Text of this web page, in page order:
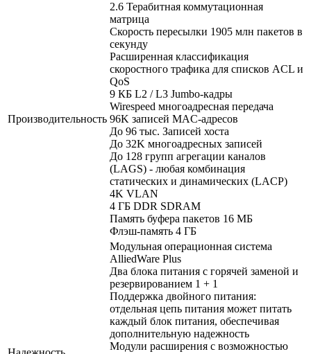
Производительность
2.6 Терабитная коммутационная
матрица
Скорость пересылки 1905 млн пакетов в
секунду
Расширенная классификация
скоростного трафика для списков ACL и
QoS
9 КБ L2 / L3 Jumbo-кадры
Wirespeed многоадресная передача
96K записей MAC-адресов
До 96 тыс. Записей хоста
До 32K многоадресных записей
До 128 групп агрегации каналов
(LAGS) - любая комбинация
статических и динамических (LACP)
4K VLAN
4 ГБ DDR SDRAM
Память буфера пакетов 16 МБ
Флэш-память 4 ГБ
Модульная операционная система
AlliedWare Plus
Два блока питания с горячей заменой и
резервированием 1 + 1
Поддержка двойного питания:
отдельная цепь питания может питать
каждый блок питания, обеспечивая
дополнительную надежность
Модули расширения с возможностью